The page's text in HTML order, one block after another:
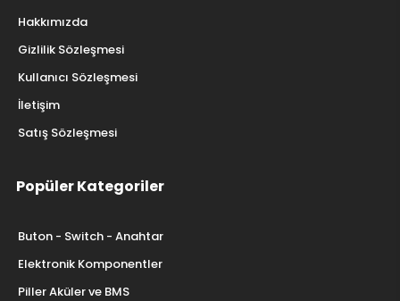
Hakkımızda
Gizlilik Sözleşmesi
Kullanıcı Sözleşmesi
İletişim
Satış Sözleşmesi
Popüler Kategoriler
Buton - Switch - Anahtar
Elektronik Komponentler
Piller Aküler ve BMS